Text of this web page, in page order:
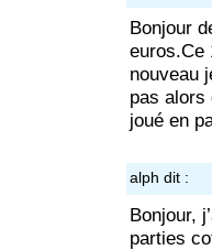
Bonjour
euros.Ce
nouveau
pas alors
joué en
alph dit :
Bonjour,
parties